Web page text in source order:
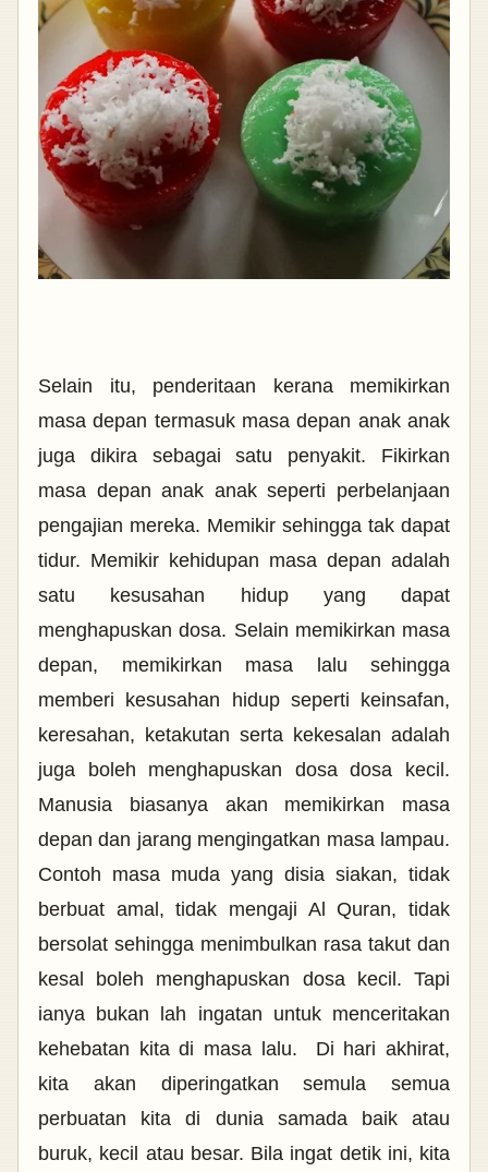
Selain itu, penderitaan kerana memikirkan
masa depan termasuk masa depan anak anak
juga dikira sebagai satu penyakit. Fikirkan
masa depan anak anak seperti perbelanjaan
pengajian mereka. Memikir sehingga tak dapat
tidur. Memikir kehidupan masa depan adalah
satu kesusahan hidup yang dapat
menghapuskan dosa. Selain memikirkan masa
depan, memikirkan masa lalu sehingga
memberi kesusahan hidup seperti keinsafan,
keresahan, ketakutan serta kekesalan adalah
juga boleh menghapuskan dosa dosa kecil.
Manusia biasanya akan memikirkan masa
depan dan jarang mengingatkan masa lampau.
Contoh masa muda yang disia siakan, tidak
berbuat amal, tidak mengaji Al Quran, tidak
bersolat sehingga menimbulkan rasa takut dan
kesal boleh menghapuskan dosa kecil. Tapi
ianya bukan lah ingatan untuk menceritakan
kehebatan kita di masa lalu.
Di hari akhirat,
kita akan diperingatkan semula semua
perbuatan kita di dunia samada baik atau
buruk, kecil atau besar. Bila ingat detik ini, kita